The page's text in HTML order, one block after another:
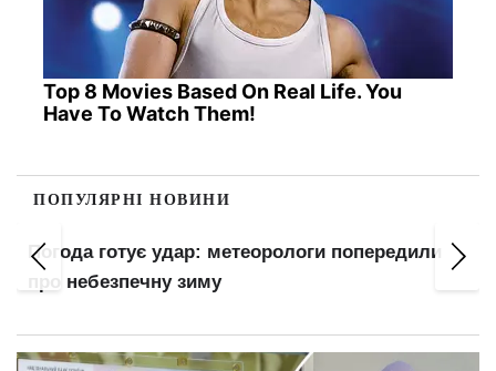
Top 8 Movies Based On Real Life. You
Have To Watch Them!
ПОПУЛЯРНІ НОВИНИ
Погода готує удар: метеорологи попередили
про небезпечну зиму